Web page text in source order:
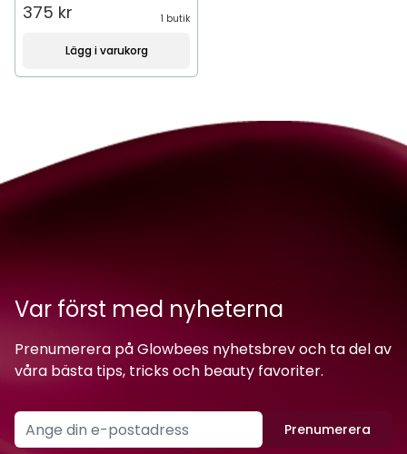
375 kr 1 butik
Lägg i varukorg
Var först med nyheterna
Prenumerera på Glowbees nyhetsbrev och ta del av
våra bästa tips, tricks och beauty favoriter.
Prenumerera